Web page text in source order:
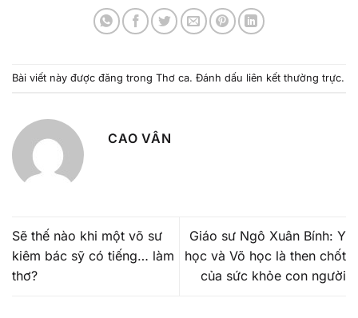
Bài viết này được đăng trong Thơ ca. Đánh dấu liên kết thường trực.
CAO VÂN
Sẽ thế nào khi một võ sư
kiêm bác sỹ có tiếng… làm
thơ?
Giáo sư Ngô Xuân Bính: Y
học và Võ học là then chốt
của sức khỏe con người